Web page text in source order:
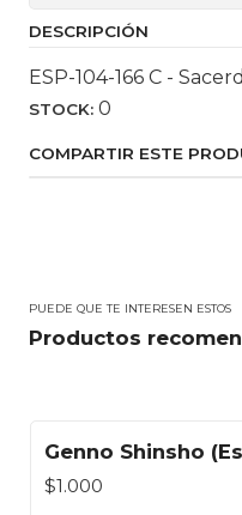
DESCRIPCIÓN
ESP-104-166 C -
STOCK: 0
COMPARTIR ESTE
PUEDE QUE TE INTERESEN ESTOS
Productos
Agotado
Genno Shinsho
$1.000